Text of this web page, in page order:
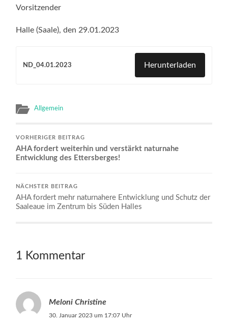
Vorsitzender
Halle (Saale), den 29.01.2023
ND_04.01.2023 Herunterladen
Allgemein
VORHERIGER BEITRAG
AHA fordert weiterhin und verstärkt naturnahe
Entwicklung des Ettersberges!
NÄCHSTER BEITRAG
AHA fordert mehr naturnahere Entwicklung und Schutz der
Saaleaue im Zentrum bis Süden Halles
1 Kommentar
Meloni Christine
30. Januar 2023 um 17:07 Uhr